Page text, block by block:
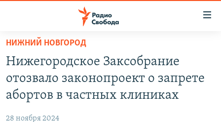
упрощенного
доступа
основному
ПОДКАСТЫ
АВТОРСКИЕ ПРОЕКТЫ
НИЖНИЙ НОВГОРОД
Нижегородское Заксобрание
отозвало законопроект о запрете
абортов в частных клиниках
28 ноября 2024